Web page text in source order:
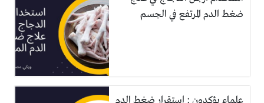
ضغط الدم المرتفع في الجسم
علماء يؤكدون : استقرار ضغط الدم